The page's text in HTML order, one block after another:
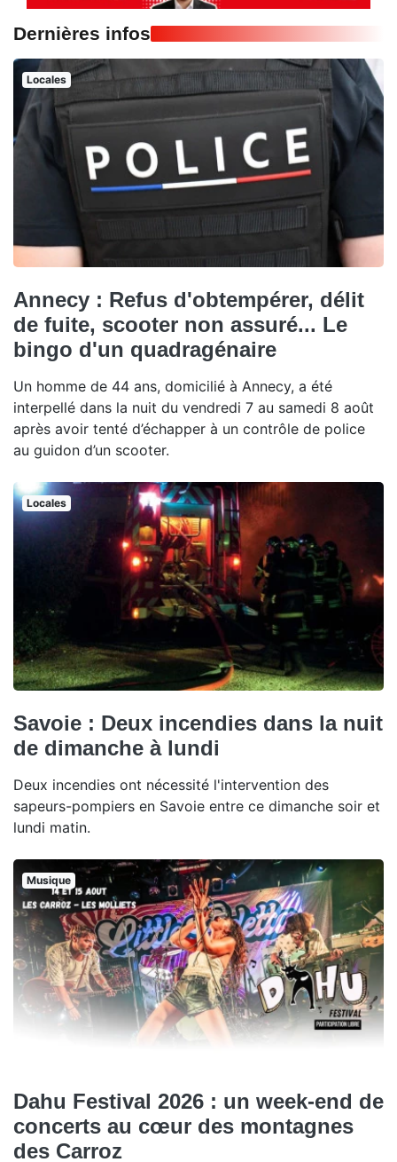
Dernières infos
Locales
Annecy : Refus d'obtempérer, délit
de fuite, scooter non assuré... Le
bingo d'un quadragénaire
Un homme de 44 ans, domicilié à Annecy, a été
interpellé dans la nuit du vendredi 7 au samedi 8 août
après avoir tenté d’échapper à un contrôle de police
au guidon d’un scooter.
Locales
Savoie : Deux incendies dans la nuit
de dimanche à lundi
Deux incendies ont nécessité l'intervention des
sapeurs-pompiers en Savoie entre ce dimanche soir et
lundi matin.
Musique
Dahu Festival 2026 : un week-end de
concerts au cœur des montagnes
des Carroz